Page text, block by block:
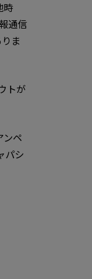
時
通信
ま
トが
ンペ
パシ